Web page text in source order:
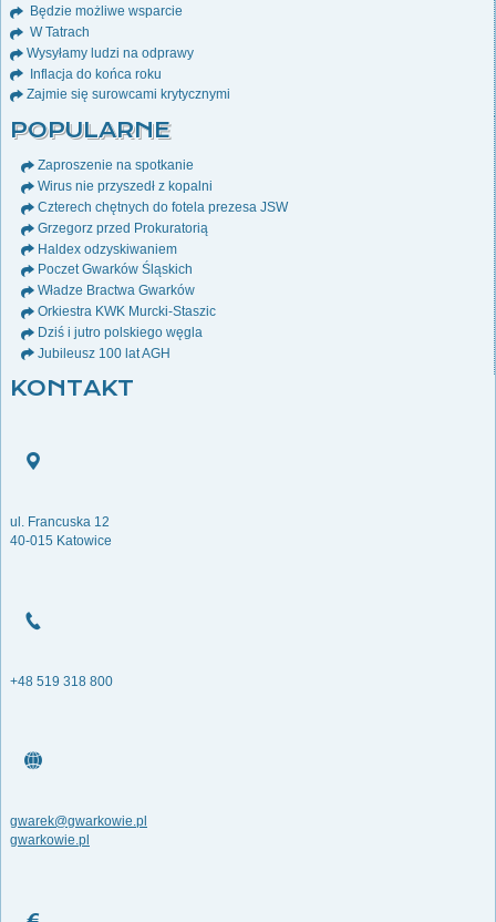
Będzie możliwe wsparcie
W Tatrach
Wysyłamy ludzi na odprawy
Inflacja do końca roku
Zajmie się surowcami krytycznymi
POPULARNE
Zaproszenie na spotkanie
Wirus nie przyszedł z kopalni
Czterech chętnych do fotela prezesa JSW
Grzegorz przed Prokuratorią
Haldex odzyskiwaniem
Poczet Gwarków Śląskich
Władze Bractwa Gwarków
Orkiestra KWK Murcki-Staszic
Dziś i jutro polskiego węgla
Jubileusz 100 lat AGH
KONTAKT
ul. Francuska 12
40-015 Katowice
+48 519 318 800
gwarek@gwarkowie.pl
gwarkowie.pl